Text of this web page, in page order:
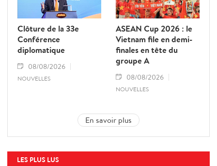
Clôture de la 33e
Conférence
diplomatique
08/08/2026
NOUVELLES
ASEAN Cup 2026 : le
Vietnam file en demi-
finales en tête du
groupe A
08/08/2026
NOUVELLES
En savoir plus
LES PLUS LUS